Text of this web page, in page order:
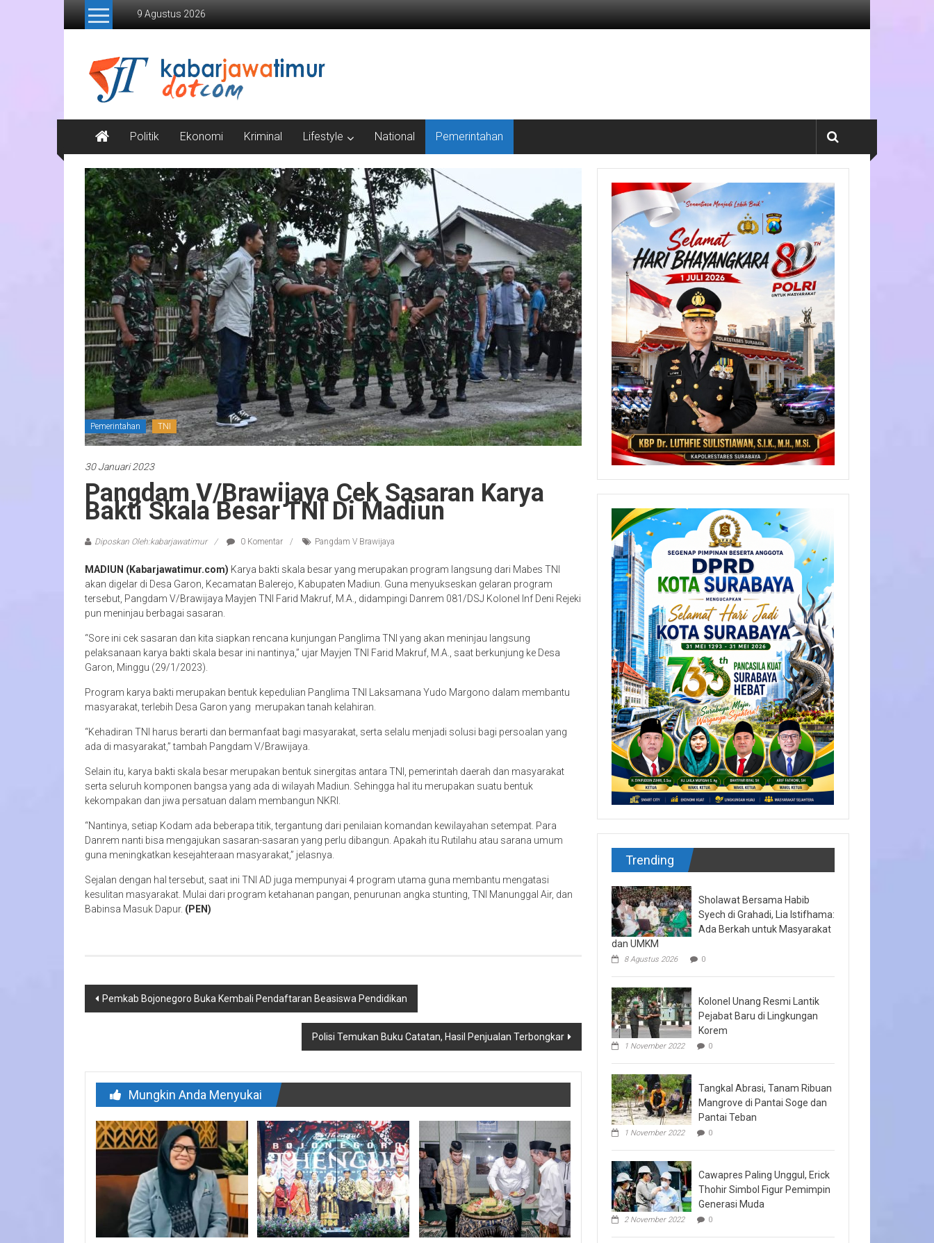
Lompat
9 Agustus 2026
Kabar
Jawa
Timur
Media
Online
Jawa
Timur
Politik Ekonomi Kriminal Lifestyle National Pemerintahan
Pemerintahan TNI
30 Januari 2023
Pangdam V/Brawijaya Cek Sasaran Karya
Bakti Skala Besar TNI Di Madiun
Diposkan Oleh:kabarjawatimur 0 Komentar Pangdam V Brawijaya
MADIUN (Kabarjawatimur.com) Karya bakti skala besar yang merupakan program langsung dari Mabes TNI
akan digelar di Desa Garon, Kecamatan Balerejo, Kabupaten Madiun. Guna menyukseskan gelaran program
tersebut, Pangdam V/Brawijaya Mayjen TNI Farid Makruf, M.A., didampingi Danrem 081/DSJ Kolonel Inf Deni Rejeki
pun meninjau berbagai sasaran.
“Sore ini cek sasaran dan kita siapkan rencana kunjungan Panglima TNI yang akan meninjau langsung
pelaksanaan karya bakti skala besar ini nantinya,” ujar Mayjen TNI Farid Makruf, M.A., saat berkunjung ke Desa
Garon, Minggu (29/1/2023).
Program karya bakti merupakan bentuk kepedulian Panglima TNI Laksamana Yudo Margono dalam membantu
masyarakat, terlebih Desa Garon yang merupakan tanah kelahiran.
“Kehadiran TNI harus berarti dan bermanfaat bagi masyarakat, serta selalu menjadi solusi bagi persoalan yang
ada di masyarakat,” tambah Pangdam V/Brawijaya.
Selain itu, karya bakti skala besar merupakan bentuk sinergitas antara TNI, pemerintah daerah dan masyarakat
serta seluruh komponen bangsa yang ada di wilayah Madiun. Sehingga hal itu merupakan suatu bentuk
kekompakan dan jiwa persatuan dalam membangun NKRI.
“Nantinya, setiap Kodam ada beberapa titik, tergantung dari penilaian komandan kewilayahan setempat. Para
Danrem nanti bisa mengajukan sasaran-sasaran yang perlu dibangun. Apakah itu Rutilahu atau sarana umum
guna meningkatkan kesejahteraan masyarakat,” jelasnya.
Sejalan dengan hal tersebut, saat ini TNI AD juga mempunyai 4 program utama guna membantu mengatasi
kesulitan masyarakat. Mulai dari program ketahanan pangan, penurunan angka stunting, TNI Manunggal Air, dan
Babinsa Masuk Dapur. (PEN)
Navigasi
Pemkab Bojonegoro Buka Kembali Pendaftaran Beasiswa Pendidikan
Polisi Temukan Buku Catatan, Hasil Penjualan Terbongkar
Mungkin Anda Menyukai
Trending
Sholawat Bersama Habib
Syech di Grahadi, Lia Istifhama:
Ada Berkah untuk Masyarakat
dan UMKM
8 Agustus 2026 0
Kolonel Unang Resmi Lantik
Pejabat Baru di Lingkungan
Korem
1 November 2022 0
Tangkal Abrasi, Tanam Ribuan
Mangrove di Pantai Soge dan
Pantai Teban
1 November 2022 0
Cawapres Paling Unggul, Erick
Thohir Simbol Figur Pemimpin
Generasi Muda
2 November 2022 0